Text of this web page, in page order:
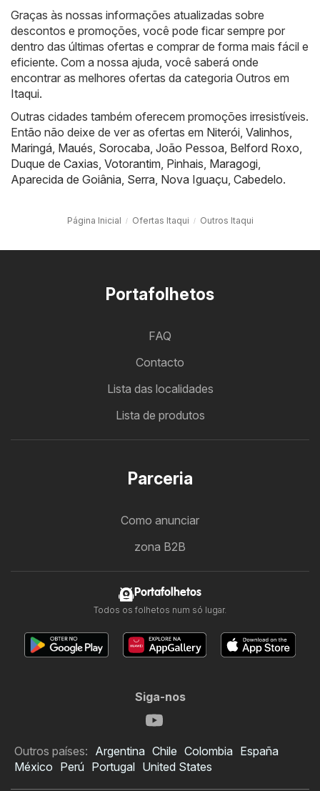
Graças às nossas informações atualizadas sobre
descontos e promoções, você pode ficar sempre por
dentro das últimas ofertas e comprar de forma mais fácil e
eficiente. Com a nossa ajuda, você saberá onde
encontrar as melhores ofertas da categoria Outros em
Itaqui.
Outras cidades também oferecem promoções irresistíveis.
Então não deixe de ver as ofertas em Niterói Valinhos
Maringá Maués Sorocaba João Pessoa Belford Roxo
Duque de Caxias Votorantim Pinhais Maragogi
Aparecida de Goiânia Serra Nova Iguaçu Cabedelo.
Página Inicial Ofertas Itaqui Outros Itaqui
Portafolhetos
FAQ
Contacto
Lista das localidades
Lista de produtos
Parceria
Como anunciar
zona B2B
Portafolhetos
Todos os folhetos num só lugar.
Siga-nos
Outros países: Argentina Chile Colombia España
México Perú Portugal United States